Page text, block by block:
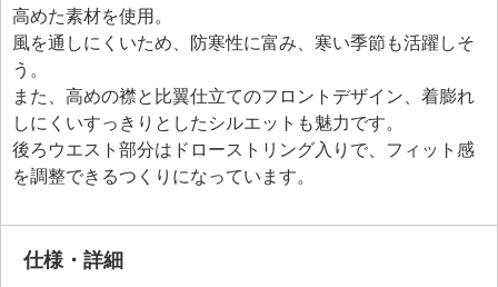
高めた素材を使用。
風を通しにくいため、防寒性に富み、寒い季節も活躍しそ
う。
また、高めの襟と比翼仕立てのフロントデザイン、着膨れ
しにくいすっきりとしたシルエットも魅力です。
後ろウエスト部分はドローストリング入りで、フィット感
を調整できるつくりになっています。
仕様・詳細